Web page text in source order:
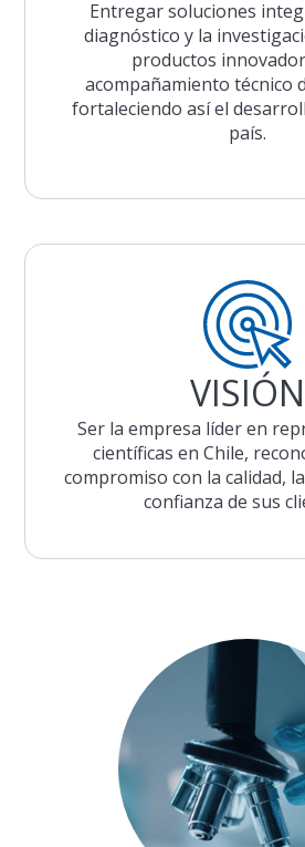
Entregar soluciones
diagnóstico y la
productos
acompañamiento técnico
fortaleciendo así el
país.
VISIÓN
Ser la empresa líder en
científicas en Chile,
compromiso con la calidad,
confianza de sus